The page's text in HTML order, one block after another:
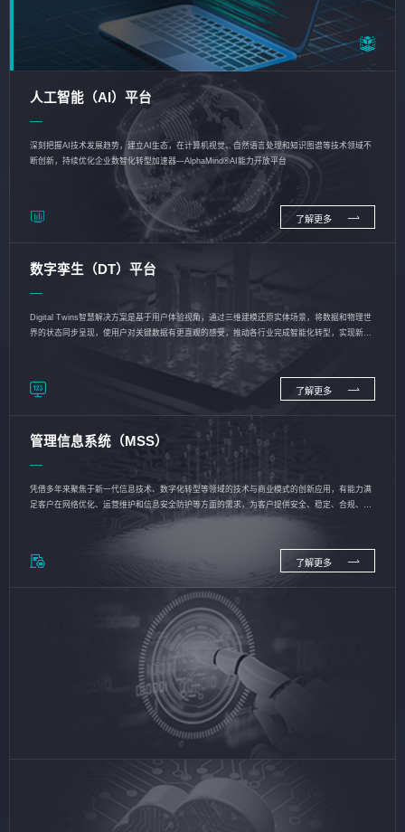
人工智能（AI）平台
深刻把握AI技术发展趋势，建立AI生态，在计算机视觉、自然语言处理和知识图谱等技术领域不
断创新，持续优化企业数智化转型加速器—AlphaMind®AI能力开放平台
了解更多
数字孪生（DT）平台
Digital Twins智慧解决方案是基于用户体验视角，通过三维建模还原实体场景，将数据和物理世
界的状态同步呈现，使用户对关键数据有更直观的感受，推动各行业完成智能化转型，实现新旧
了解更多
管理信息系统（MSS）
凭借多年来聚焦于新一代信息技术、数字化转型等领域的技术与商业模式的创新应用，有能力满
足客户在网络优化、运营维护和信息安全防护等方面的需求，为客户提供安全、稳定、合规、持
了解更多